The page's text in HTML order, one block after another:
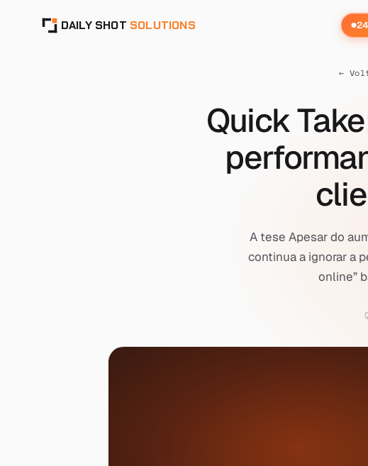
DAILY SHOT SOLUTIONS
←
Quick
A tese Apesar do
continua a ignorar a
online”